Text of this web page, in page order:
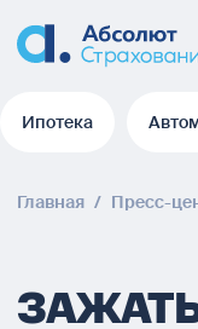
Ипотека
Главная / Пресс-